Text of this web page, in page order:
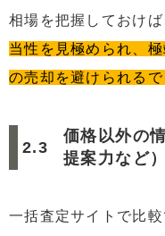
相場を把握しておけ
当性を見極められ、
の売却を避けられるで
価格以外の
提案力など）
一括査定サイトで比